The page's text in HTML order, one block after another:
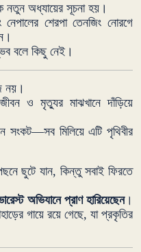
নতুন অধ্যায়ের সূচনা হয়।
নেপালের শেরপা তেনজিং নোরগে
বলে কিছু নেই।
নয়।
ও মৃত্যুর মাঝখানে দাঁড়িয়ে
সংকট—সব মিলিয়ে এটি পৃথিবীর
ছুটে যান, কিন্তু সবাই ফিরতে
অভিযানে প্রাণ হারিয়েছেন।
গায়ে রয়ে গেছে, যা প্রকৃতির